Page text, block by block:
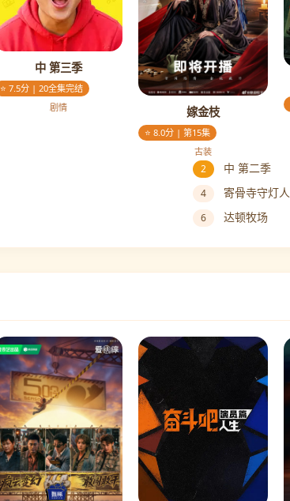
中 第三季
⭐ 7.5分 | 20全集完结
剧情
嫁金枝
⭐ 8.0分 | 第15集
古装
2 中 第二季
4 寄骨寺守灯人
6 达顿牧场